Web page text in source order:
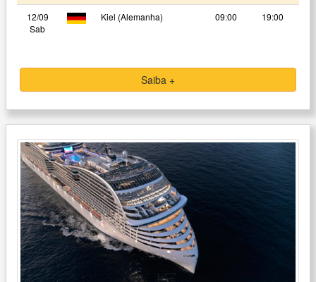
12/09
Sab
Kiel (Alemanha) 09:00 19:00
Saiba +